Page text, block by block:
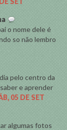
o nome dele é
so não lembro
pelo centro da
e aprender
05 DE SET
algumas fotos